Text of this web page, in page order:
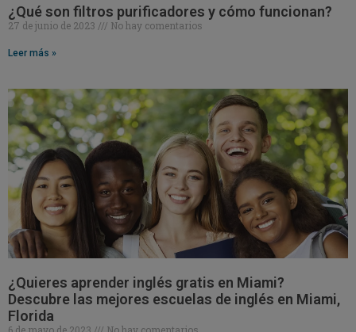
¿Qué son filtros purificadores y cómo funcionan?
27 de junio de 2023 No hay comentarios
Leer más »
¿Quieres aprender inglés gratis en Miami?
Descubre las mejores escuelas de inglés en Miami,
Florida
6 de mayo de 2023 No hay comentarios